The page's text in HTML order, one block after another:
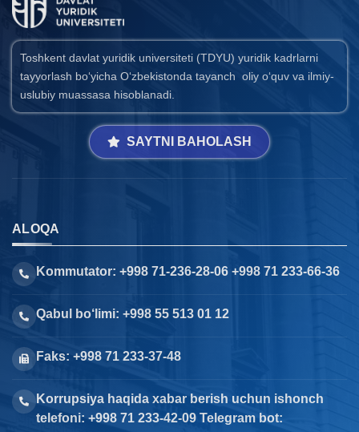
Toshkent davlat yuridik universiteti (TDYU) yuridik kadrlarni
tayyorlash bo‘yicha O‘zbekistonda tayanch oliy o‘quv va ilmiy-
uslubiy muassasa hisoblanadi.
SAYTNI BAHOLASH
ALOQA
Kommutator: +998 71-236-28-06 +998 71 233-66-36
Qabul bo‘limi: +998 55 513 01 12
Faks: +998 71 233-37-48
Korrupsiya haqida xabar berish uchun ishonch
telefoni: +998 71 233-42-09 Telegram bot: